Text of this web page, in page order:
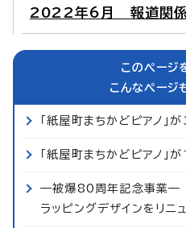
2022年6月 報道関係
このページ
こんなページ
「紙屋町まちかどピアノ」
「紙屋町まちかどピアノ」
—被爆80周年記念事業— 「
ラッピングデザインをリニ